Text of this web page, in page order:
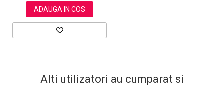
ADAUGA IN COS
Alti utilizatori au cumparat si